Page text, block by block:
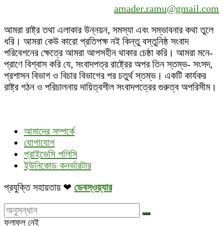
amader.ramu@gmail.com
আমরা রাষ্ট্র তথা এলাকার উন্নয়ন, সমস্যা এবং সম্ভাবনার কথা তুলে
ধরি। আমরা কেউ কারো প্রতিপক্ষ নই কিন্তু বস্তুনিষ্ঠ সংবাদ
পরিবেশনের ক্ষেত্রে আমরা আপসহীন থাকার চেষ্ঠা করি। আমরা মনে-
প্রাণে বিশ্বাস করি যে, সংবাদপত্র রাষ্ট্রের অপর তিন স্তম্ভ- সংসদ,
প্রশাসন বিভাগ ও বিচার বিভাগের পর চতুর্থ স্তম্ভ। একটি কার্যকর
রাষ্ট্র গঠন ও পরিচালনায় দায়িত্বশীল সংবাদপত্রের গুরুত্ব অপরিসীম।
আমাদের সম্পর্কে
যোগাযোগ
প্রাইভেসি পলিসি
ইউনিকোড কনর্ভারটার
প্রযুক্তি সহায়তায় ❤ ডেবস্ওয়্যার
ফলাফল নেই